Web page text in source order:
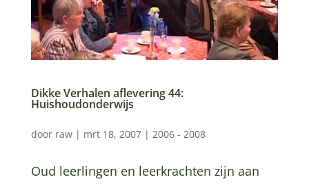
Dikke Verhalen aflevering 44:
Huishoudonderwijs
door raw| mrt 18, 2007| 2006 - 2008
Oud leerlingen en leerkrachten zijn aan